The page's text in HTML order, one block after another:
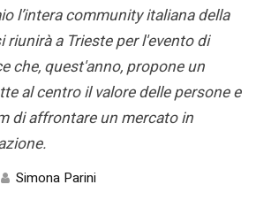
l’intera community italiana della
a Trieste per l'evento di
che, quest'anno, propone un
al centro il valore delle persone e
di affrontare un mercato in
21 Simona Parini